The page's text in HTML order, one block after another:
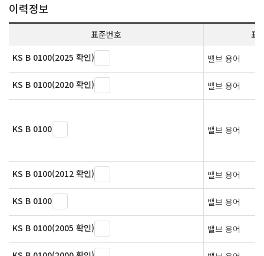
이력정보
표준번호
표
KS B 0100(2025 확인)
밸브 용어
KS B 0100(2020 확인) 밸브 용어
KS B 0100 밸브 용어
KS B 0100(2012 확인) 밸브 용어
KS B 0100 밸브 용어
KS B 0100(2005 확인) 밸브 용어